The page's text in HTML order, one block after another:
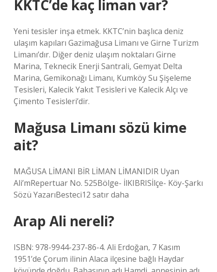
KKTC’de kaç liman var?
Yeni tesisler inşa etmek. KKTC’nin başlıca deniz
ulaşım kapıları Gazimağusa Limanı ve Girne Turizm
Limanı’dır. Diğer deniz ulaşım noktaları Girne
Marina, Teknecik Enerji Santrali, Gemyat Delta
Marina, Gemikonağı Limanı, Kumköy Su Şişeleme
Tesisleri, Kalecik Yakıt Tesisleri ve Kalecik Alçı ve
Çimento Tesisleri’dir.
Mağusa Limanı sözü kime
ait?
MAĞUSA LİMANI BİR LİMAN LİMANIDIR Uyan
Ali’mRepertuar No. 525Bölge- İlKIBRISİlçe- Köy-Şarkı
Sözü YazarıBesteci12 satır daha
Arap Ali nereli?
ISBN: 978-9944-237-86-4. Ali Erdoğan, 7 Kasım
1951’de Çorum ilinin Alaca ilçesine bağlı Haydar